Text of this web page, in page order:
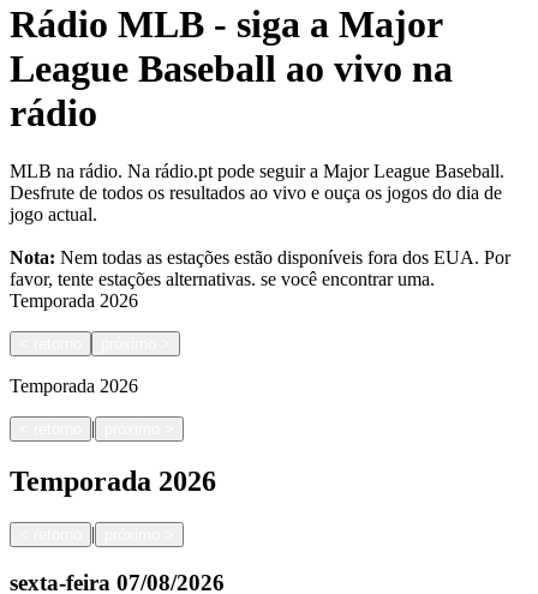
Rádio MLB - siga a Major
League Baseball ao vivo na
rádio
MLB na rádio. Na rádio.pt pode seguir a Major League Baseball.
Desfrute de todos os resultados ao vivo e ouça os jogos do dia de
jogo actual.
Nota: Nem todas as estações estão disponíveis fora dos EUA. Por
favor, tente estações alternativas. se você encontrar uma.
Temporada 2026
Temporada 2026
|
Temporada 2026
|
sexta-feira 07/08/2026